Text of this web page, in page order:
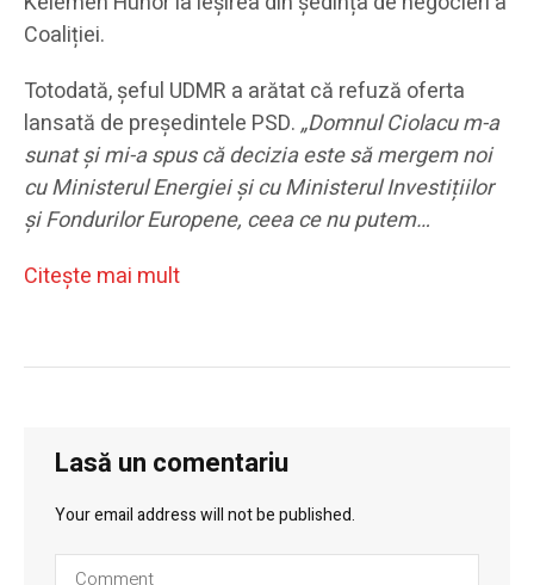
Coaliției.
Totodată, șeful UDMR a arătat că refuză oferta
lansată de președintele PSD.„Domnul Ciolacu m-a
sunat și mi-a spus că decizia este să mergem noi
cu Ministerul Energiei și cu Ministerul Investițiilor
și Fondurilor Europene, ceea ce nu putem…
Citeşte mai mult
Lasă un comentariu
Your email address will not be published.